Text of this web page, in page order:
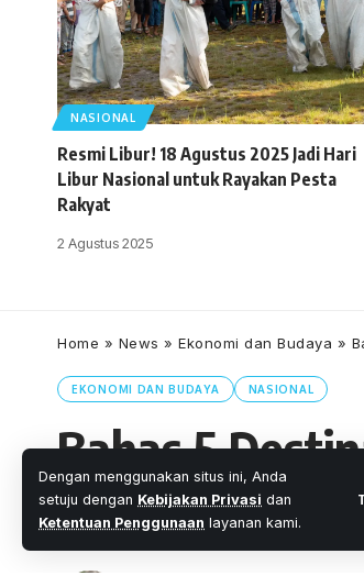
Dengan menggunakan situs ini, Anda
setuju dengan Kebijakan Privasi dan
Ketentuan Penggunaan layanan kami.
NASIONAL
Resmi Libur! 18 Agustus 2025 Jadi Hari
Libur Nasional untuk Rayakan Pesta
Rakyat
2 Agustus 2025
Home » News » Ekonomi dan Budaya »
EKONOMI DAN BUDAYA NASIONAL
Bahas 5
Perkuat